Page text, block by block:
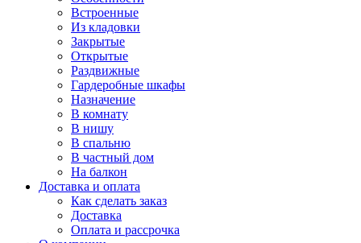
Встроенные
Из кладовки
Закрытые
Открытые
Раздвижные
Гардеробные шкафы
Назначение
В комнату
В нишу
В спальню
В частный дом
На балкон
Доставка и оплата
Как сделать заказ
Доставка
Оплата и рассрочка